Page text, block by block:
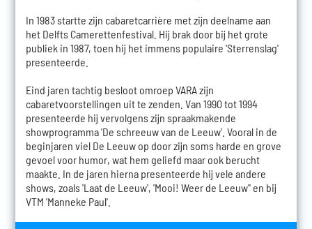
In 1983 startte zijn cabaretcarrière met zijn deelname aan
het Delfts Camerettenfestival. Hij brak door bij het grote
publiek in 1987, toen hij het immens populaire 'Sterrenslag'
presenteerde.
Eind jaren tachtig besloot omroep VARA zijn
cabaretvoorstellingen uit te zenden. Van 1990 tot 1994
presenteerde hij vervolgens zijn spraakmakende
showprogramma 'De schreeuw van de Leeuw'. Vooral in de
beginjaren viel De Leeuw op door zijn soms harde en grove
gevoel voor humor, wat hem geliefd maar ook berucht
maakte. In de jaren hierna presenteerde hij vele andere
shows, zoals 'Laat de Leeuw', 'Mooi! Weer de Leeuw'' en bij
VTM 'Manneke Paul'.